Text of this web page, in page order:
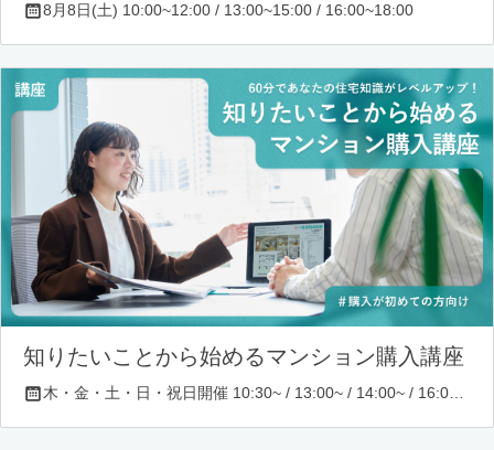
8月8日(土) 10:00~12:00 / 13:00~15:00 / 16:00~18:00
知りたいことから始めるマンション購入講座
木・金・土・日・祝日開催 10:30~ / 13:00~ / 14:00~ / 16:00~ / 17:00~/ 18:30~/ 19:30~